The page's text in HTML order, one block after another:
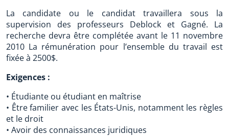
La candidate ou le candidat travaillera sous la
supervision des professeurs Deblock et Gagné. La
recherche devra être complétée avant le 11 novembre
2010 La rémunération pour l’ensemble du travail est
fixée à 2500$.
Exigences :
• Étudiante ou étudiant en maîtrise
• Être familier avec les États-Unis, notamment les règles
et le droit
• Avoir des connaissances juridiques